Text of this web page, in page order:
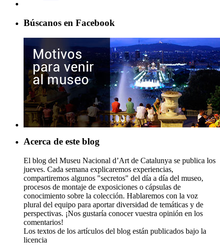
Búscanos en Facebook
Acerca de este blog
El blog del Museu Nacional d’Art de Catalunya se publica los
jueves. Cada semana explicaremos experiencias,
compartiremos algunos "secretos" del día a día del museo,
procesos de montaje de exposiciones o cápsulas de
conocimiento sobre la colección. Hablaremos con la voz
plural del equipo para aportar diversidad de temáticas y de
perspectivas. ¡Nos gustaría conocer vuestra opinión en los
comentarios!
Los textos de los artículos del blog están publicados bajo la
licencia